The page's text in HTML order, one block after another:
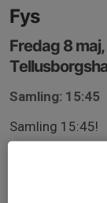
Fys
Fredag 8
Samling: 15:45
Samling 15:45!